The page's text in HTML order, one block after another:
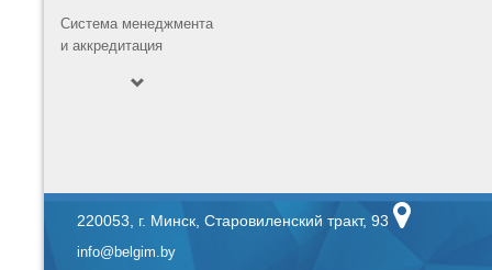
Система менеджмента
и аккредитация
220053, г. Минск, Старовиленский тракт, 93
info@belgim.by